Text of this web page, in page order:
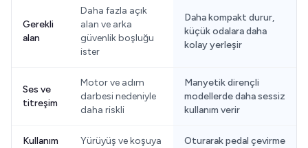
Gerekli
alan
Daha fazla açık
alan ve arka
güvenlik boşluğu
ister
Daha kompakt durur,
küçük odalara daha
kolay yerleşir
Ses ve
titreşim
Motor ve adım
darbesi nedeniyle
daha riskli
Manyetik dirençli
modellerde daha sessiz
kullanım verir
Kullanım
Yürüyüş ve koşuya
Oturarak pedal çevirme